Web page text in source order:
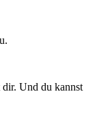
Und du kannst